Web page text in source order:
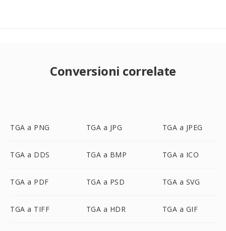
Conversioni correlate
TGA a PNG TGA a JPG TGA a JPEG
TGA a DDS TGA a BMP TGA a ICO
TGA a PDF TGA a PSD TGA a SVG
TGA a TIFF TGA a HDR TGA a GIF